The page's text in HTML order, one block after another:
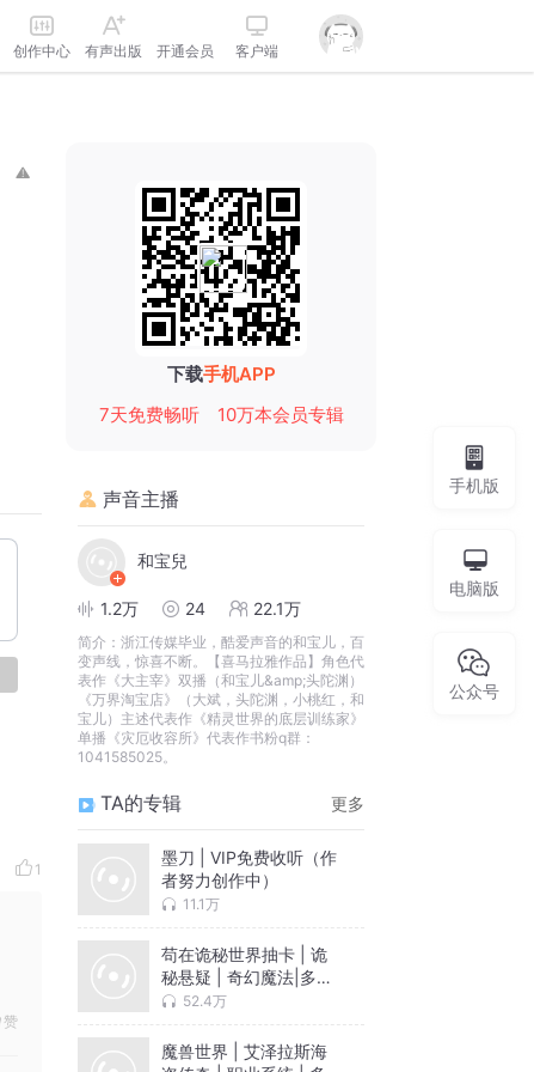
创作中心 有声出版 开通会员 客户端
1
赞
下载手机APP
7天免费畅听
10万本会员专辑
声音主播
和宝兒
1.2万 24 22.1万
简介： 浙江传媒毕业，酷爱声音的和宝儿，百
变声线，惊喜不断。【喜马拉雅作品】角色代
表作《大主宰》双播（和宝儿&amp;头陀渊）
《万界淘宝店》（大斌，头陀渊，小桃红，和
宝儿）主述代表作《精灵世界的底层训练家》
单播《灾厄收容所》代表作书粉q群：
1041585025。
TA的专辑 更多
墨刀 | VIP免费收听（作
者努力创作中）
11.1万
苟在诡秘世界抽卡 | 诡
秘悬疑 | 奇幻魔法|多人
有声剧
52.4万
魔兽世界 | 艾泽拉斯海
手机版
电脑版
公众号